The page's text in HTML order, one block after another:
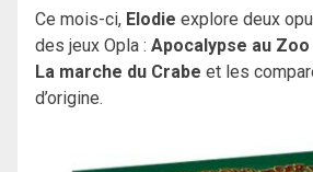
Ce mois-ci, Elodie explore deux
des jeux Opla : Apocalypse au
La marche du Crabe et les
d’origine.